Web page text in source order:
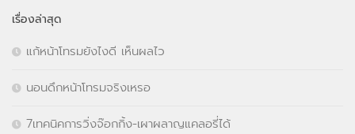
เรื่องล่าสุด
แก้หน้าโทรมยังไงดี เห็นผลไว
นอนดึกหน้าโทรมจริงเหรอ
7เทคนิคการวิ่งจ๊อกกิ้ง-เผาผลาญแคลอรี่ได้